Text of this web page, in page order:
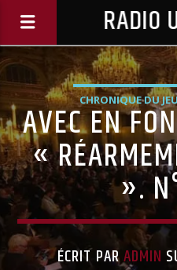
RADIO
CHRONIQUE DU
AVEC EN
«
».
ÉCRIT PARADMIN